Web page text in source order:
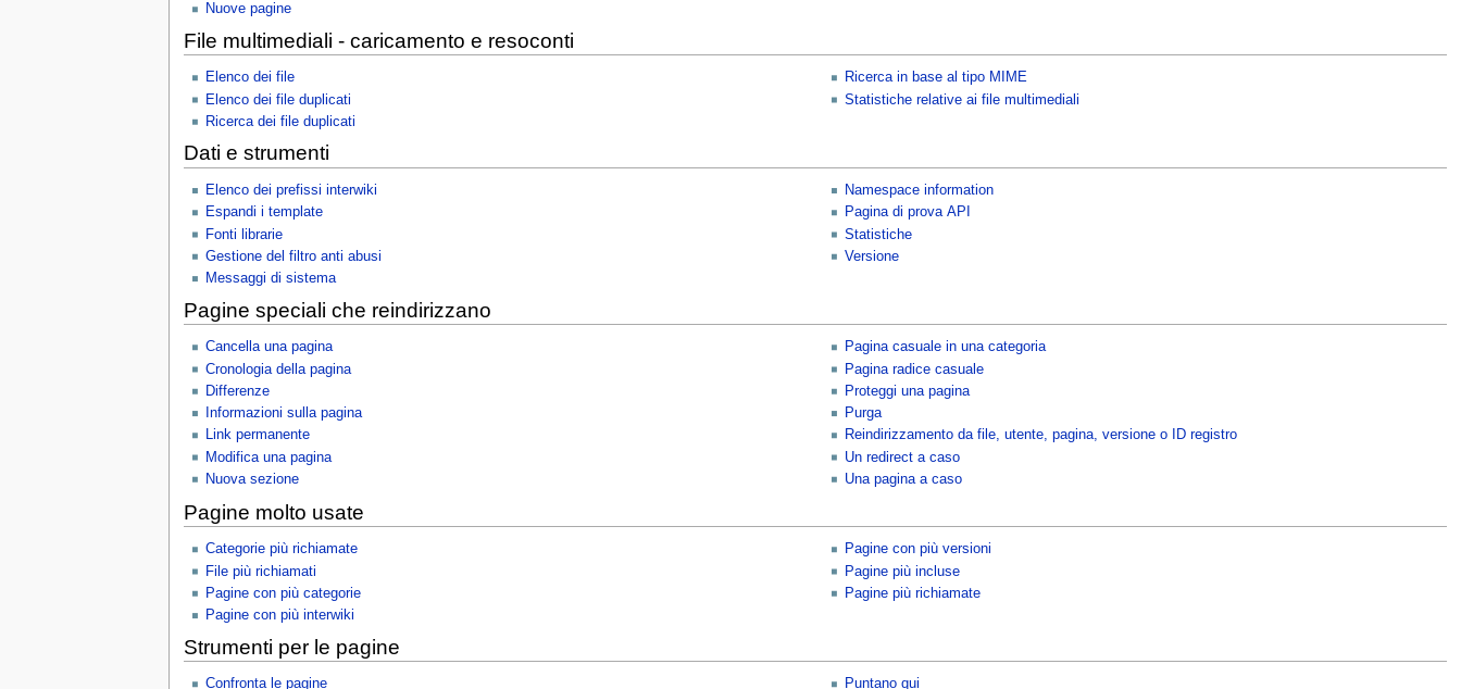
Nuove pagine
File multimediali - caricamento e resoconti
Elenco dei file
Elenco dei file duplicati
Ricerca dei file duplicati
Ricerca in base al tipo MIME
Statistiche relative ai file multimediali
Dati e strumenti
Elenco dei prefissi interwiki
Espandi i template
Fonti librarie
Gestione del filtro anti abusi
Messaggi di sistema
Namespace information
Pagina di prova API
Statistiche
Versione
Pagine speciali che reindirizzano
Cancella una pagina
Cronologia della pagina
Differenze
Informazioni sulla pagina
Link permanente
Modifica una pagina
Nuova sezione
Pagina casuale in una categoria
Pagina radice casuale
Proteggi una pagina
Purga
Reindirizzamento da file, utente, pagina, versione o ID registro
Un redirect a caso
Una pagina a caso
Pagine molto usate
Categorie più richiamate
File più richiamati
Pagine con più categorie
Pagine con più interwiki
Pagine con più versioni
Pagine più incluse
Pagine più richiamate
Strumenti per le pagine
Confronta le pagine Puntano qui